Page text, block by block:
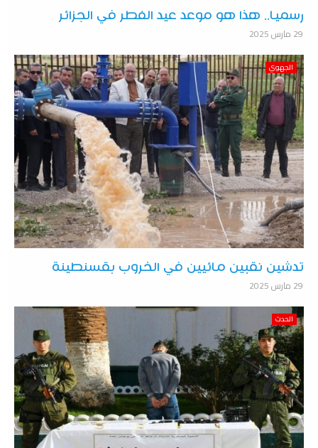
رسميا.. هذا هو موعد عيد الفطر في الجزائر
29 مارس 2025
الجهوي
تدشين نقبين مائيين في الخروب بقسنطينة
29 مارس 2025
الحدث